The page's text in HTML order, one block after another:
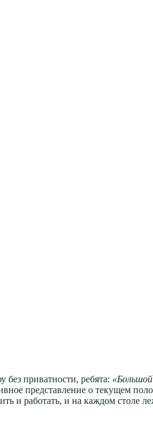
без приватности, ребята:
представление о текущем
жить и работать, и на каждом